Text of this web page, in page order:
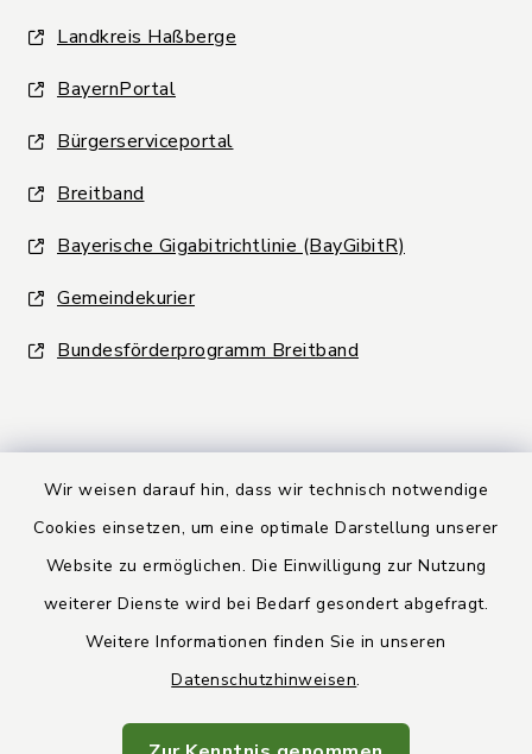
Wir weisen darauf hin, dass wir technisch notwendige
Cookies einsetzen, um eine optimale Darstellung unserer
Website zu ermöglichen. Die Einwilligung zur Nutzung
weiterer Dienste wird bei Bedarf gesondert abgefragt.
Weitere Informationen finden Sie in unseren
Datenschutzhinweisen.
Landkreis Haßberge
BayernPortal
Bürgerserviceportal
Breitband
Bayerische Gigabitrichtlinie (BayGibitR)
Gemeindekurier
Bundesförderprogramm Breitband
Kontakt
Datenschutz